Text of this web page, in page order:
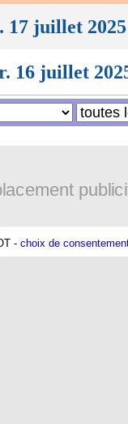
17 juillet 2025
16 juillet
- choix de